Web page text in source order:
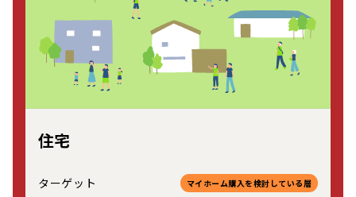
住宅
ターゲット マイホーム購入を検討している層